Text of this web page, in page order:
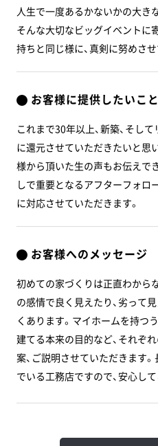
人生で一度あるかないかの大き
そんな大切なビッグイベントに
持ちと同じ様に、真剣に努めさせ
お客様に提供したいこと
これまで30年以上、新築、そし
に還元させていただきたいと思
様から頂いた生の声もお伝えで
しで重要となるアフターフォロ
に対応させていただきます。
お客様へのメッセージ
初めての家づくりは正直わから
の感情で良く見えたり、劣って
くあります。マイホームを持つ
建てる本来の目的など、それぞ
案、ご説明させていただきます
でいる工務店ですので、安心し